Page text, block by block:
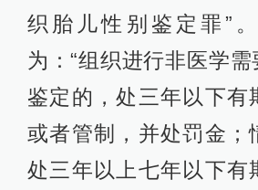
织胎儿性别鉴定罪”
为：“组织进行非医学需
鉴定的，处三年以下有
或者管制，并处罚金；
处三年以上七年以下有